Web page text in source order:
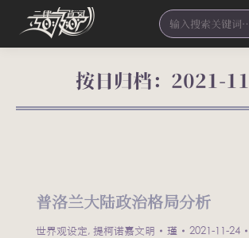
Search:
按日归档： 2021-
您在这里：
普洛兰大陆政治格局分析
世界观设定, 提柯诺嘉文明 瑾 2021-11-24